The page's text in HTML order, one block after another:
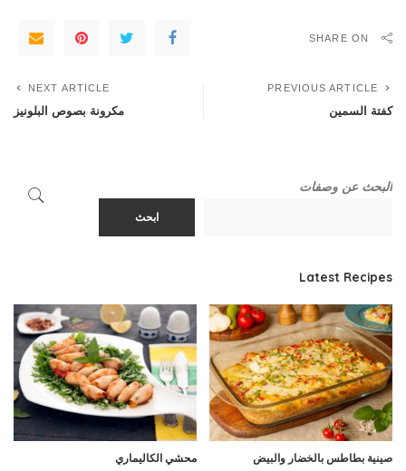
SHARE ON
PREVIOUS ARTICLE
كفتة السمين
NEXT ARTICLE
مكرونة بصوص البلونيز
البحث عن وصفات
ابحث
Latest Recipes
صينية بطاطس بالخضار والبيض محشي الكاليماري